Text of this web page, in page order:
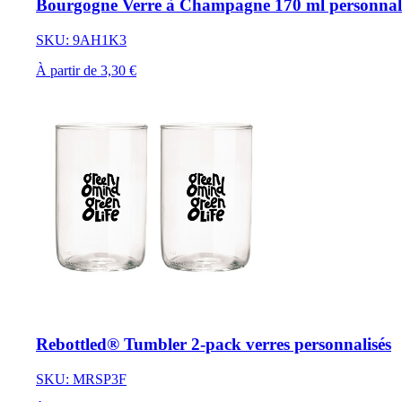
Bourgogne Verre à Champagne 170 ml
SKU: 9AH1K3
À partir de 3,30 €
Rebottled® Tumbler 2-pack verres personnalisés
SKU: MRSP3F